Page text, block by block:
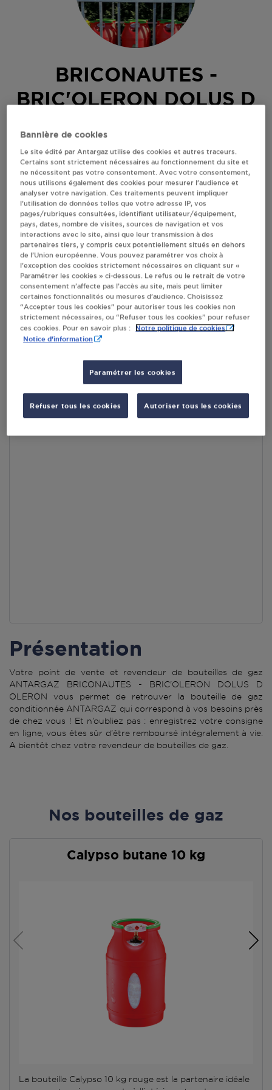
BRICONAUTES -
BRIC'OLERON DOLUS D
160 ROUTE DE L'ECUISSERIE
17550 DOLUS D OLERON
Revendeur de bouteilles de gaz
S'Y RENDRE
AFFICHER LE TÉLÉPHONE
RECEVOIR LES COORDONNÉES DU REVENDEUR
En cliquant sur « S’y rendre », j’autorise le traitement
d’informations (dont mon adresse IP) et leur transfert hors UE
par Google Maps afin d’afficher la carte.
En savoir plus
Accès
Présentation
Votre point de vente et revendeur de bouteilles de gaz
ANTARGAZ BRICONAUTES - BRIC'OLERON DOLUS D
OLERON vous permet de retrouver la bouteille de gaz
conditionnée ANTARGAZ qui correspond à vos besoins près
de chez vous ! Et n’oubliez pas : enregistrez votre consigne
en ligne, vous êtes sûr d’être remboursé intégralement à vie.
A bientôt chez votre revendeur de bouteilles de gaz.
Nos bouteilles de gaz
Calypso butane 10 kg
La bouteille Calypso 10 kg rouge est la partenaire idéale
Bannière de cookies
Le site édité par Antargaz utilise des cookies et autres traceurs.
Certains sont strictement nécessaires au fonctionnement du site et
ne nécessitent pas votre consentement. Avec votre consentement,
nous utilisons également des cookies pour mesurer l’audience et
analyser votre navigation. Ces traitements peuvent impliquer
l’utilisation de données telles que votre adresse IP, vos
pages/rubriques consultées, identifiant utilisateur/équipement,
pays, dates, nombre de visites, sources de navigation et vos
interactions avec le site, ainsi que leur transmission à des
partenaires tiers, y compris ceux potentiellement situés en dehors
de l’Union européenne. Vous pouvez paramétrer vos choix à
l’exception des cookies strictement nécessaires en cliquant sur «
Paramétrer les cookies » ci-dessous. Le refus ou le retrait de votre
consentement n’affecte pas l’accès au site, mais peut limiter
certaines fonctionnalités ou mesures d’audience. Choisissez
“Accepter tous les cookies” pour autoriser tous les cookies non
strictement nécessaires, ou “Refuser tous les cookies” pour refuser
ces cookies. Pour en savoir plus :
Notre politique de cookies
Notice d'information
Paramétrer les cookies
Refuser tous les cookies Autoriser tous les cookies